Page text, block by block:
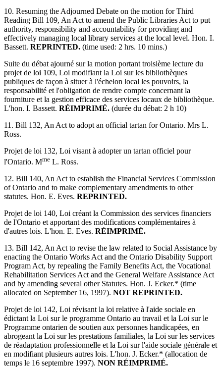
10. Resuming the Adjourned Debate on the motion for Third
Reading Bill 109, An Act to amend the Public Libraries Act to put
authority, responsibility and accountability for providing and
effectively managing local library services at the local level. Hon. I.
Bassett. REPRINTED. (time used: 2 hrs. 10 mins.)
Suite du débat ajourné sur la motion portant troisième lecture du
projet de loi 109, Loi modifiant la Loi sur les bibliothèques
publiques de façon à situer à l'échelon local les pouvoirs, la
responsabilité et l'obligation de rendre compte concernant la
fourniture et la gestion efficace des services locaux de bibliothèque.
L'hon. I. Bassett. RÉIMPRIMÉ. (durée du débat: 2 h 10)
11. Bill 132, An Act to adopt an official tartan for Ontario. Mrs L.
Ross.
Projet de loi 132, Loi visant à adopter un tartan officiel pour
l'Ontario. Mme L. Ross.
12. Bill 140, An Act to establish the Financial Services Commission
of Ontario and to make complementary amendments to other
statutes. Hon. E. Eves. REPRINTED.
Projet de loi 140, Loi créant la Commission des services financiers
de l'Ontario et apportant des modifications complémentaires à
d'autres lois. L'hon. E. Eves. RÉIMPRIMÉ.
13. Bill 142, An Act to revise the law related to Social Assistance by
enacting the Ontario Works Act and the Ontario Disability Support
Program Act, by repealing the Family Benefits Act, the Vocational
Rehabilitation Services Act and the General Welfare Assistance Act
and by amending several other Statutes. Hon. J. Ecker.* (time
allocated on September 16, 1997). NOT REPRINTED.
Projet de loi 142, Loi révisant la loi relative à l'aide sociale en
édictant la Loi sur le programme Ontario au travail et la Loi sur le
Programme ontarien de soutien aux personnes handicapées, en
abrogeant la Loi sur les prestations familiales, la Loi sur les services
de réadaptation professionnelle et la Loi sur l'aide sociale générale et
en modifiant plusieurs autres lois. L'hon. J. Ecker.* (allocation de
temps le 16 septembre 1997). NON RÉIMPRIMÉ.